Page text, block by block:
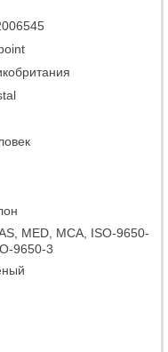
MED, MCA, ISO-9650-
9650-3